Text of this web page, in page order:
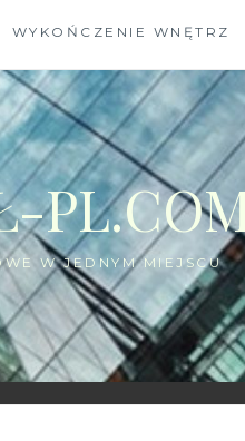
WYKOŃCZENIE WNĘTRZ
W JEDNYM MIEJSCU